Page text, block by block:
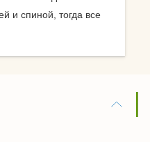
и спиной, тогда все